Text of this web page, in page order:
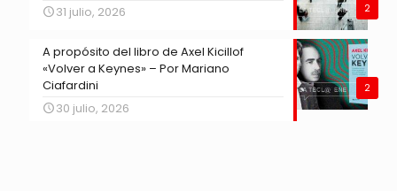
2
31 julio, 2026
2
A propósito del libro de Axel Kicillof
«Volver a Keynes» – Por Mariano
Ciafardini
30 julio, 2026